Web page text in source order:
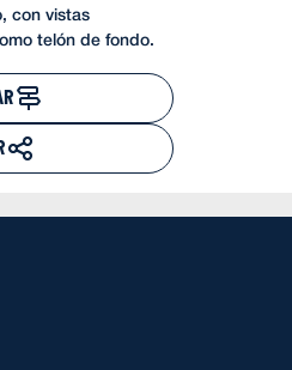
con vistas
telón de fondo.